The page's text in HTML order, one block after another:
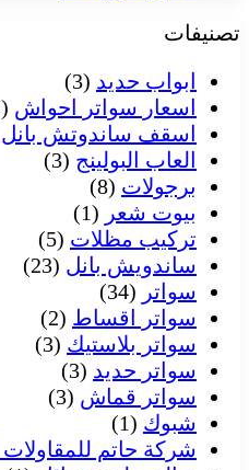
تصنيفات
ابواب حديد (3)
اسعار سواتر احواش (2)
اسقف ساندوتش بانل
العاب البولينج (3)
برجولات (8)
بيوت شعر (1)
تركيب مظلات (5)
ساندويش بانل (23)
سواتر (34)
سواتر اقساط (2)
سواتر بلاستيك (3)
سواتر حديد (3)
سواتر قماش (3)
شبوك (1)
شركة حاتم للمقاولات